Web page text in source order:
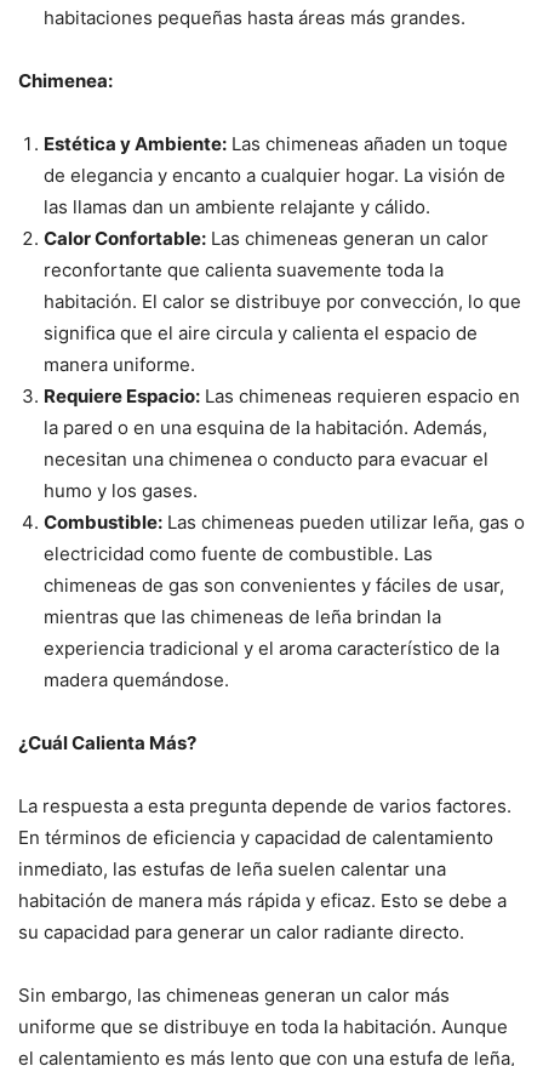
habitaciones pequeñas hasta áreas más grandes.
Chimenea:
Estética y Ambiente: Las chimeneas añaden un toque
de elegancia y encanto a cualquier hogar. La visión de
las llamas dan un ambiente relajante y cálido.
Calor Confortable: Las chimeneas generan un calor
reconfortante que calienta suavemente toda la
habitación. El calor se distribuye por convección, lo que
significa que el aire circula y calienta el espacio de
manera uniforme.
Requiere Espacio: Las chimeneas requieren espacio en
la pared o en una esquina de la habitación. Además,
necesitan una chimenea o conducto para evacuar el
humo y los gases.
Combustible: Las chimeneas pueden utilizar leña, gas o
electricidad como fuente de combustible. Las
chimeneas de gas son convenientes y fáciles de usar,
mientras que las chimeneas de leña brindan la
experiencia tradicional y el aroma característico de la
madera quemándose.
¿Cuál Calienta Más?
La respuesta a esta pregunta depende de varios factores.
En términos de eficiencia y capacidad de calentamiento
inmediato, las estufas de leña suelen calentar una
habitación de manera más rápida y eficaz. Esto se debe a
su capacidad para generar un calor radiante directo.
Sin embargo, las chimeneas generan un calor más
uniforme que se distribuye en toda la habitación. Aunque
el calentamiento es más lento que con una estufa de leña,